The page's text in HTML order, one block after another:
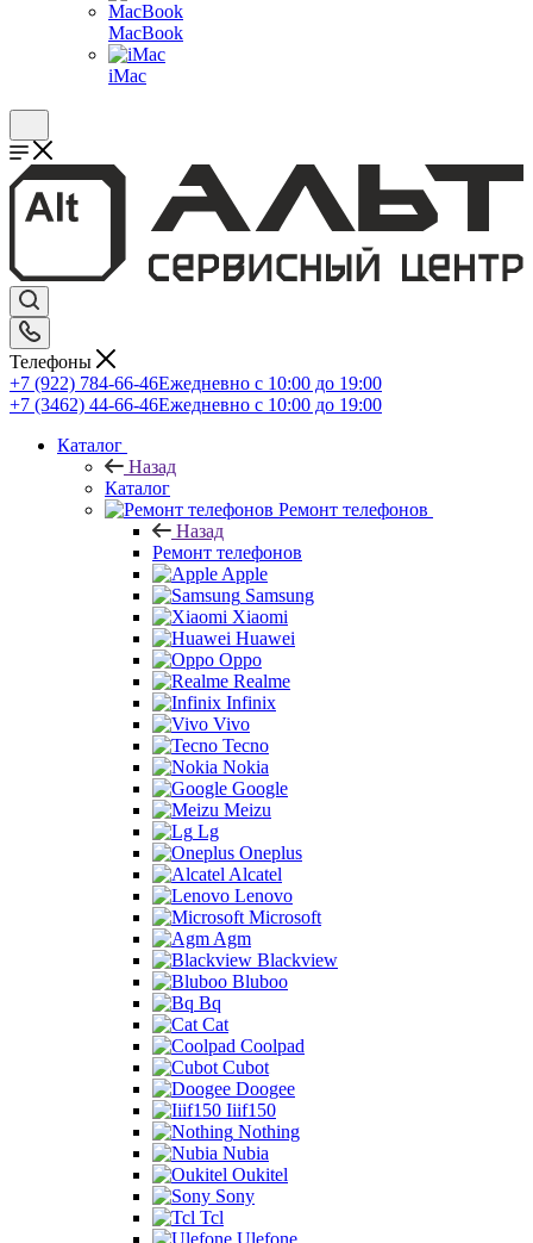
MacBook
iMac
Телефоны
+7 (922) 784-66-46Ежедневно с 10:00 до 19:00
+7 (3462) 44-66-46Ежедневно с 10:00 до 19:00
Каталог
Назад
Каталог
Ремонт телефонов
Назад
Ремонт телефонов
Apple
Samsung
Xiaomi
Huawei
Oppo
Realme
Infinix
Vivo
Tecno
Nokia
Google
Meizu
Lg
Oneplus
Alcatel
Lenovo
Microsoft
Agm
Blackview
Bluboo
Bq
Cat
Coolpad
Cubot
Doogee
Iiif150
Nothing
Nubia
Oukitel
Sony
Tcl
Ulefone